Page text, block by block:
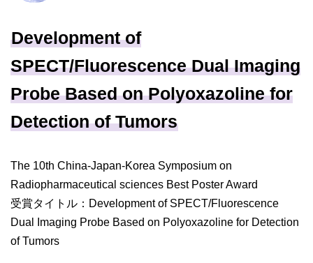
Development of
SPECT/Fluorescence Dual Imaging
Probe Based on Polyoxazoline for
Detection of Tumors
The 10th China-Japan-Korea Symposium on
Radiopharmaceutical sciences Best Poster Award
受賞タイトル：Development of SPECT/Fluorescence
Dual Imaging Probe Based on Polyoxazoline for Detection
of Tumors